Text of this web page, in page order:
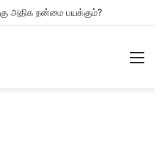
அதிக நன்மை பயக்கும்?